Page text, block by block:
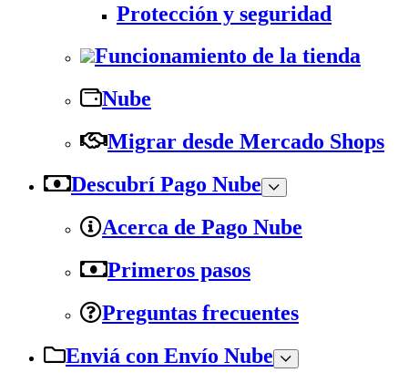
Protección y seguridad
Funcionamiento de la tienda
Nube
Migrar desde Mercado Shops
Descubrí Pago Nube
Acerca de Pago Nube
Primeros pasos
Preguntas frecuentes
Enviá con Envío Nube